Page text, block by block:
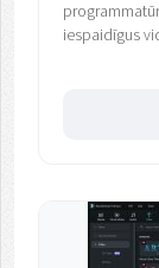
iespaidīgus